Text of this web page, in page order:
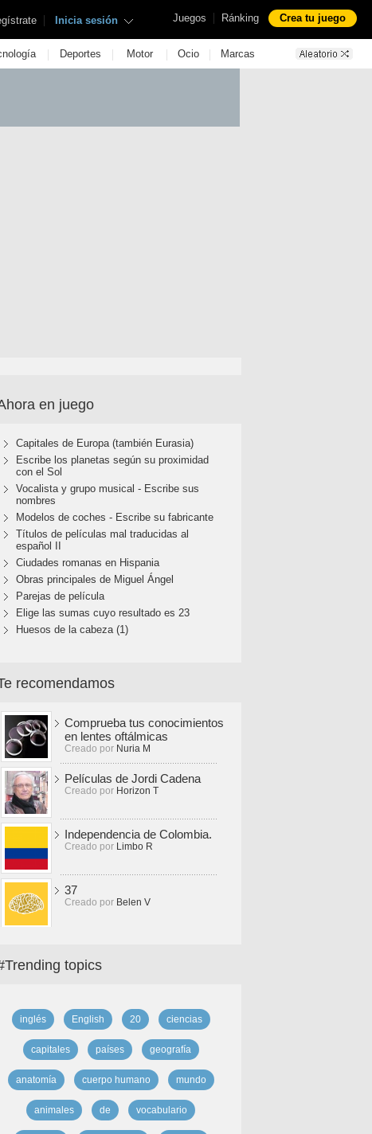
Juegos | Ránking Crea tu juego
| Inicia sesión
| Deportes | Motor | Ocio | Marcas
en juego
Capitales de Europa (también Eurasia)
Escribe los planetas según su proximidad
con el Sol
Vocalista y grupo musical - Escribe sus
nombres
Modelos de coches - Escribe su fabricante
Títulos de películas mal traducidas al
español II
Ciudades romanas en Hispania
Obras principales de Miguel Ángel
Parejas de película
Elige las sumas cuyo resultado es 23
Huesos de la cabeza (1)
recomendamos
Comprueba tus conocimientos
en lentes oftálmicas
Creado por Nuria M
Películas de Jordi Cadena
Creado por Horizon T
Independencia de Colombia.
Creado por Limbo R
37
Creado por Belen V
topics
inglés English 20 ciencias
capitales países geografía
anatomía cuerpo humano mundo
animales de vocabulario